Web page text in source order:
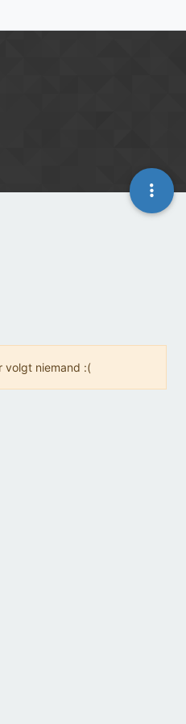
volgt niemand :(